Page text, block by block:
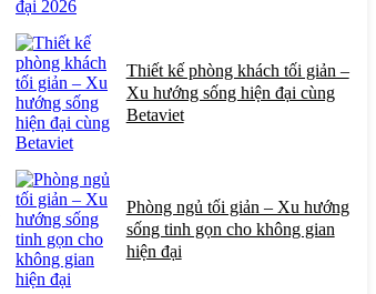
Thiết kế phòng khách tối giản –
Xu hướng sống hiện đại cùng
Betaviet
Phòng ngủ tối giản – Xu hướng
sống tinh gọn cho không gian
hiện đại